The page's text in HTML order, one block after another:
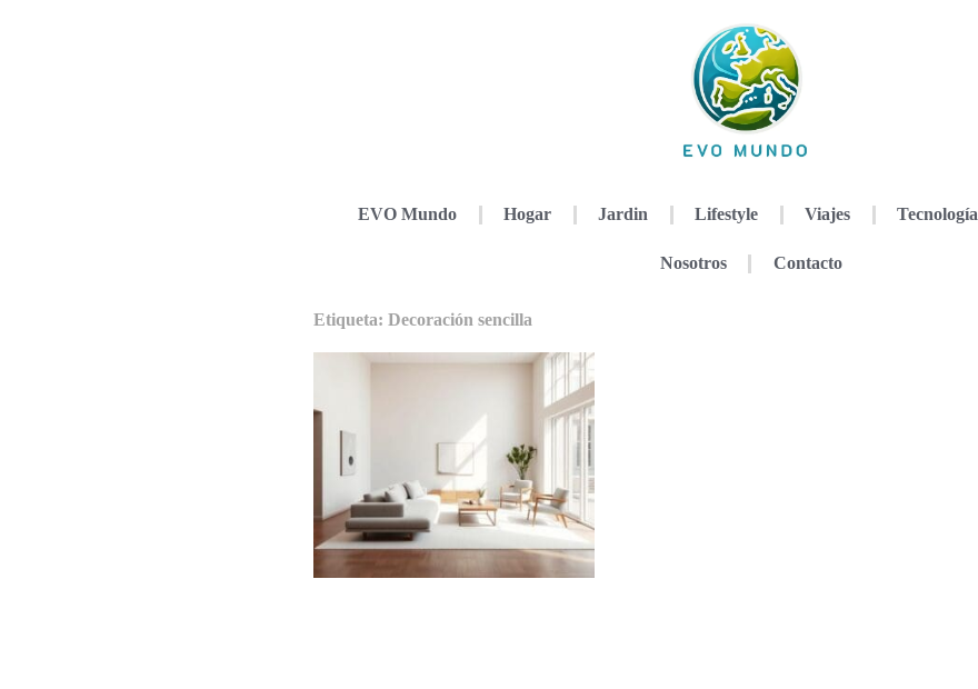
EVO Mundo Hogar Jardin Lifestyle Viajes Tecnología
Nosotros Contacto
Etiqueta: Decoración sencilla